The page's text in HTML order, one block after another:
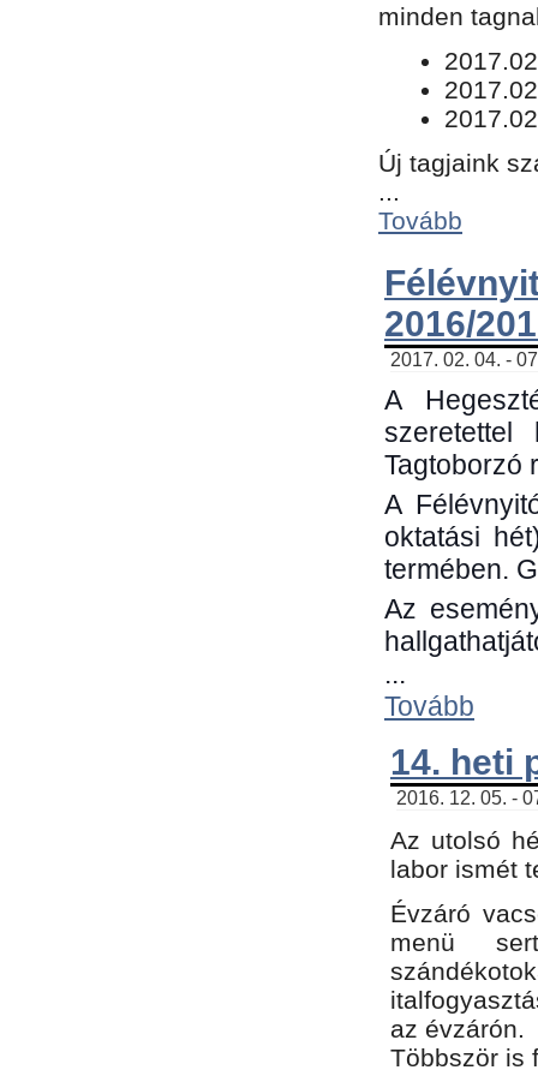
minden
Új tagjaink
...
Tovább
2016/
2017. 02. 04. -
A
Tagtoborzó
A
oktatási
termében.
Az
...
Tovább
14. heti
2016. 12. 05. -
Az utolsó
labor ismét
Évzáró
menü
az évzárón.
Többször is